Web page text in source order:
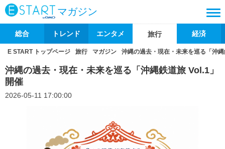
マガジン
総合 トレンド エンタメ 旅行 経済
E START トップページ 旅行 マガジン 沖縄の過去・現在・未来を巡る「沖
沖縄の過去・現在・未来を巡る「沖縄鉄道旅 Vol.1」
開催
2026-05-11 17:00:00